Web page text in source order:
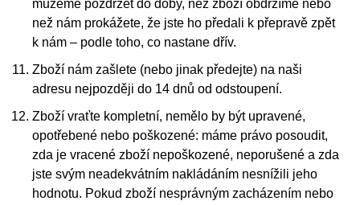
můžeme pozdržet do doby, než zboží obdržíme nebo
než nám prokážete, že jste ho předali k přepravě zpět
k nám – podle toho, co nastane dřív.
Zboží nám zašlete (nebo jinak předejte) na naši
adresu nejpozději do 14 dnů od odstoupení.
Zboží vraťte kompletní, nemělo by být upravené,
opotřebené nebo poškozené: máme právo posoudit,
zda je vracené zboží nepoškozené, neporušené a zda
jste svým neadekvátním nakládáním nesnížili jeho
hodnotu. Pokud zboží nesprávným zacházením nebo